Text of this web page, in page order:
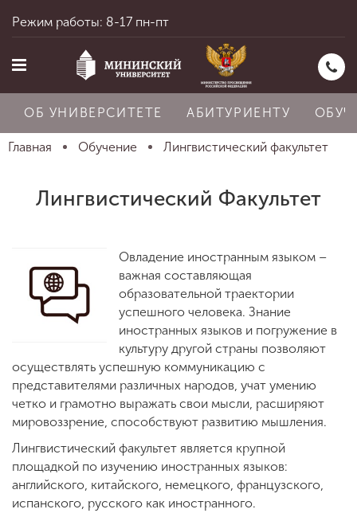
Главная
Об университете
Абитуриенту
Обучение
Наука
Международная
деятельность
Режим работы: 8-17 пн-пт
ОБ УНИВЕРСИТЕТЕ АБИТУРИЕНТУ
Главная Обучение Лингвистический факультет
Лингвистический Факультет
Овладение иностранным языком –
важная составляющая
образовательной траектории
успешного человека. Знание
иностранных языков и погружение в
культуру другой страны позволяют
осуществлять успешную коммуникацию с
представителями различных народов, учат умению
четко и грамотно выражать свои мысли, расширяют
мировоззрение, способствуют развитию мышления.
Лингвистический факультет является крупной
площадкой по изучению иностранных языков:
английского, китайского, немецкого, французского,
испанского, русского как иностранного.